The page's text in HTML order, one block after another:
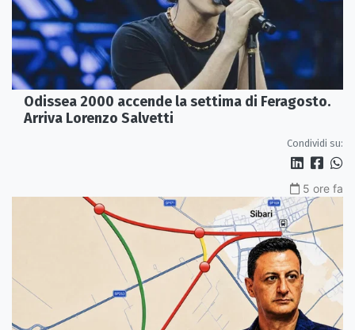
Odissea 2000 accende la settima di Feragosto.
Arriva Lorenzo Salvetti
Condividi su:
5 ore fa